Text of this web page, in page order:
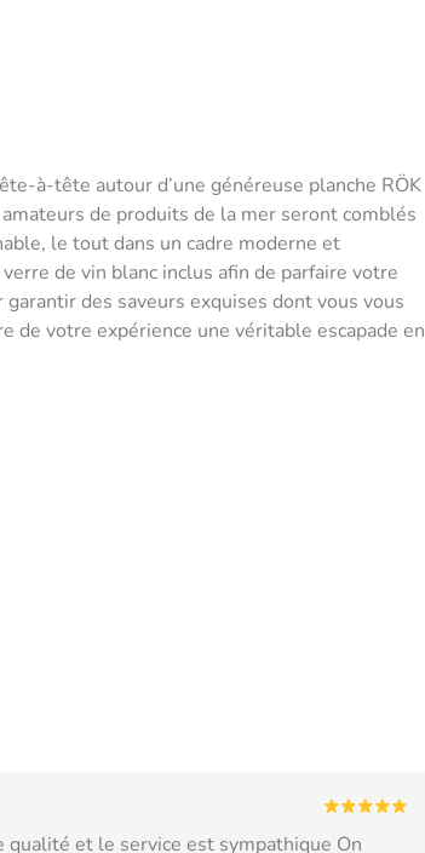
à-tête autour d’une généreuse planche RÖK
de produits de la mer seront comblés
le tout dans un cadre moderne et
de vin blanc inclus afin de parfaire votre
des saveurs exquises dont vous vous
de votre expérience une véritable escapade en
qualité et le service est sympathique On